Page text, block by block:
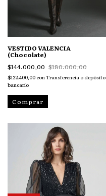
VESTIDO VALENCIA
(Chocolate)
$144.000,00 $180.000,00
$122.400,00 conTransferencia o depósito
bancario
Comprar